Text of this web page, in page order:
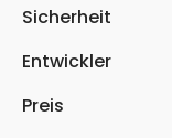
Sicherheit
Entwickler
Preis